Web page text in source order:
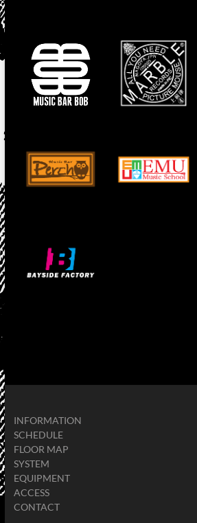
INFORMATION
SCHEDULE
FLOOR MAP
SYSTEM
EQUIPMENT
ACCESS
CONTACT